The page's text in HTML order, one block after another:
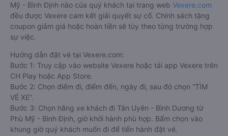
Mỹ - Bình Định nào của quý khách tại trang web Vexere.com
đều được Vexere cam kết giải quyết sự cố. Chính sách tặng
coupon giảm giá hoặc hoàn tiền sẽ tùy theo từng trường hợp
sự việc.
Hướng dẫn đặt vé tại Vexere.com:
Bước 1: Truy cập vào website Vexere hoặc tải app Vexere trên
CH Play hoặc App Store.
Bước 2: Chọn điểm đi, điểm đến, ngày đi, sau đó chọn “TÌM
VÉ XE”.
Bước 3: Chọn hãng xe khách đi Tân Uyên - Bình Dương từ
Phù Mỹ - Bình Định, giờ khởi hành phù hợp. Bấm chọn vào
khung giờ quý khách muốn đi để tiến hành đặt vé.